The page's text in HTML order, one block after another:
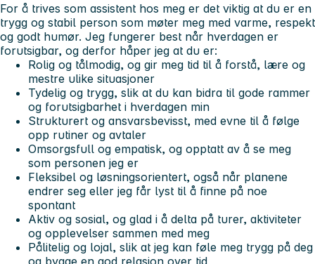
For å trives som assistent hos meg er det viktig at du er en
trygg og stabil person som møter meg med varme, respekt
og godt humør. Jeg fungerer best når hverdagen er
forutsigbar, og derfor håper jeg at du er:
Rolig og tålmodig, og gir meg tid til å forstå, lære og
mestre ulike situasjoner
Tydelig og trygg, slik at du kan bidra til gode rammer
og forutsigbarhet i hverdagen min
Strukturert og ansvarsbevisst, med evne til å følge
opp rutiner og avtaler
Omsorgsfull og empatisk, og opptatt av å se meg
som personen jeg er
Fleksibel og løsningsorientert, også når planene
endrer seg eller jeg får lyst til å finne på noe
spontant
Aktiv og sosial, og glad i å delta på turer, aktiviteter
og opplevelser sammen med meg
Pålitelig og lojal, slik at jeg kan føle meg trygg på deg
og bygge en god relasjon over tid